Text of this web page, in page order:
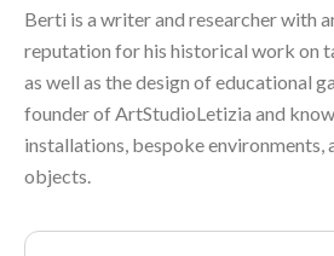
Berti is a writer and researcher with
reputation for his historical work on
as well as the design of educational
founder of ArtStudioLetizia and
installations, bespoke environments,
objects.